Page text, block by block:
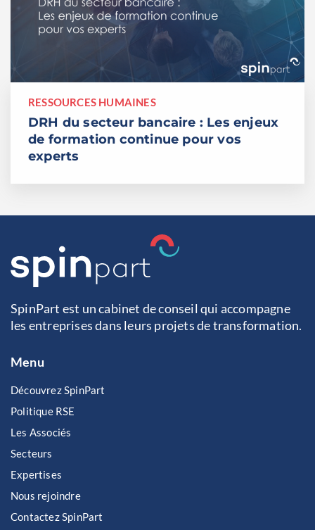
RESSOURCES HUMAINES
DRH du secteur bancaire : Les enjeux
de formation continue pour vos
experts
SpinPart est un cabinet de conseil qui accompagne
les entreprises dans leurs projets de transformation.
Menu
Découvrez SpinPart
Politique RSE
Les Associés
Secteurs
Expertises
Nous rejoindre
Contactez SpinPart